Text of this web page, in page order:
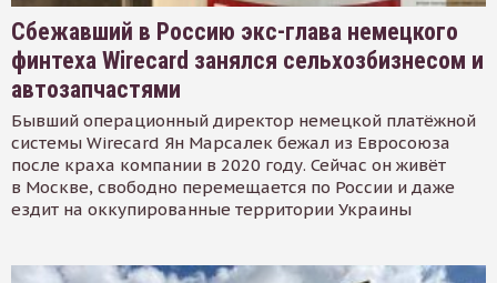
Сбежавший в Россию экс-глава немецкого
финтеха Wirecard занялся сельхозбизнесом и
автозапчастями
Бывший операционный директор немецкой платёжной
системы Wirecard Ян Марсалек бежал из Евросоюза
после краха компании в 2020 году. Сейчас он живёт
в Москве, свободно перемещается по России и даже
ездит на оккупированные территории Украины